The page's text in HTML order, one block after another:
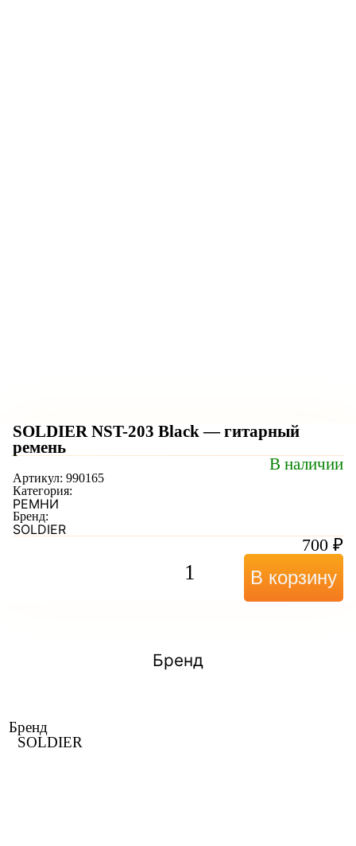
SOLDIER NST-203 Black — гитарный
ремень
700 ₽
В наличии
В корзину
Артикул: 990165
Категория:
РЕМНИ
Бренд:
SOLDIER
Бренд
Бренд
SOLDIER